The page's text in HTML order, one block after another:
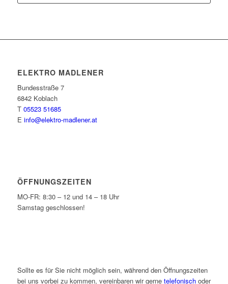
ELEKTRO MADLENER
Bundesstraße 7
6842 Koblach
T 05523 51685
E info@elektro-madlener.at
ÖFFNUNGSZEITEN
MO-FR: 8:30 – 12 und 14 – 18 Uhr
Samstag geschlossen!
Sollte es für Sie nicht möglich sein, während den Öffnungszeiten
bei uns vorbei zu kommen, vereinbaren wir gerne telefonischoder